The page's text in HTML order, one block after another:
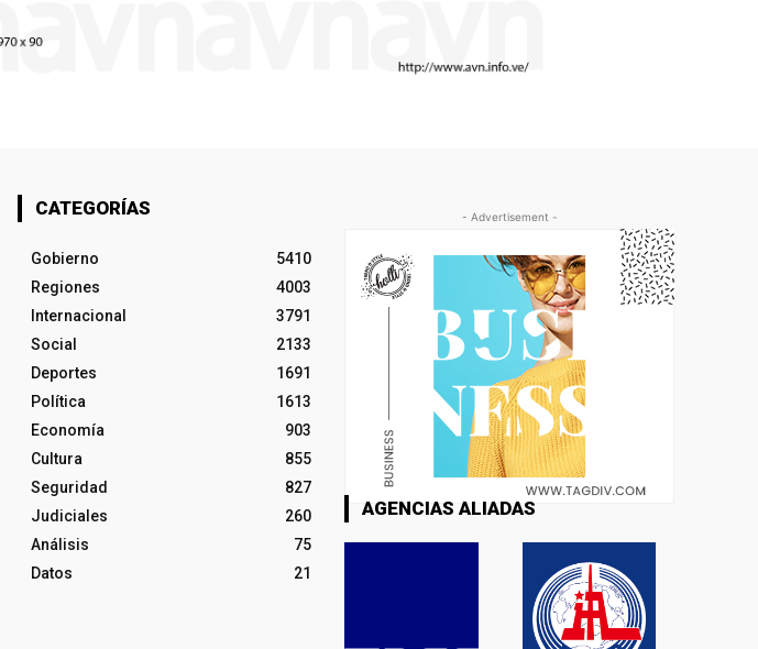
CATEGORÍAS
Gobierno
5410
Regiones
4003
Internacional
3791
Social
2133
Deportes
1691
Política
1613
Economía
903
Cultura
855
Seguridad
827
Judiciales
260
Análisis
75
Datos
21
- Advertisement -
AGENCIAS ALIADAS